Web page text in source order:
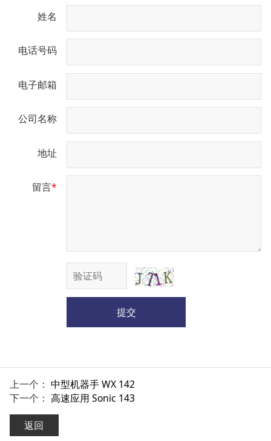
姓名
电话号码
电子邮箱
公司名称
地址
留言*
提交
上一个： 中型机器手 WX 142
下一个： 高速应用 Sonic 143
返回